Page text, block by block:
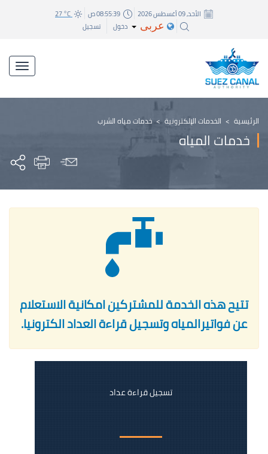
الأحد, 09 أغسطس 2026 08:55:39 ص 27 °C
عربى دخول تسجيل
الرئيسية > الخدمات الإلكترونية > خدمات مياه الشرب
خدمات المياه
تتيح هذه الخدمة للمشتركين امكانية الاستعلام
عن فواتيرالمياه وتسجيل قراءة العداد الكترونيا.
تسجيل قراءة عداد